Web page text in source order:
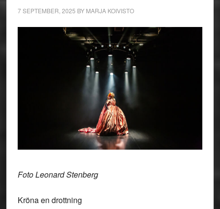
7 SEPTEMBER, 2025 BY MARJA KOIVISTO
Foto Leonard Stenberg
Kröna en drottning